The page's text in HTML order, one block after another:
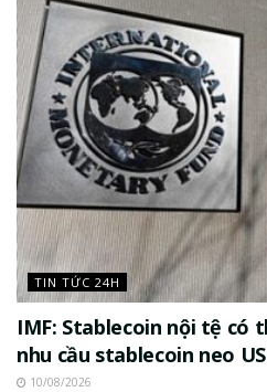
TIN TỨC 24H
IMF: Stablecoin nội tệ có
nhu cầu stablecoin neo
10/08/2026